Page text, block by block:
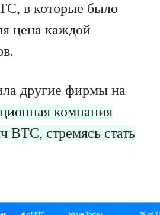
в которые было
цена каждой
другие фирмы на
компания
стремясь стать